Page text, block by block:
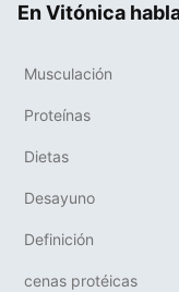
En Vitónica
Musculación
Proteínas
Dietas
Desayuno
Definición
cenas protéicas